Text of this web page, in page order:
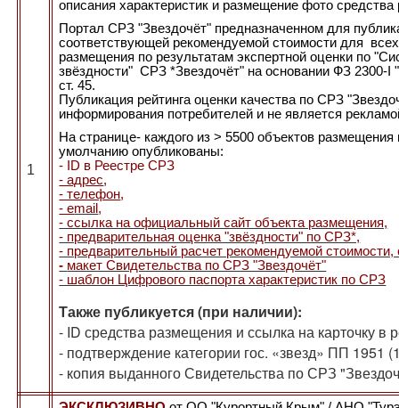
1
описания характеристик и размещение фото
Портал СРЗ "Звездочёт" предназначенном для
соответствующей рекомендуемой стоимости для
размещения по результатам экспертной оценки по
звёздности" СРЗ *Звездочёт" на основании ФЗ 2300-I
ст. 45.
Публикация рейтинга оценки качества по СРЗ
информирования потребителей и не является
На странице- каждого из > 5500 объектов размещения
умолчанию опубликованы:
- ID в Реестре СРЗ
- адрес,
- телефон,
- еmail ,
- ссылка на официальный сайт объекта размещения,
- предварительная оценка "звёздности" по СРЗ*,
- предварительный расчет рекомендуемой
- макет Свидетельства по СРЗ "Звездочёт"
- шаблон Цифрового паспорта характеристик по СРЗ
Также публикуется (при наличии):
- ID средства размещения и ссылка на карточку в
- подтверждение категории гос. «звезд» ПП 1951
- копия выданного Свидетельства по СРЗ